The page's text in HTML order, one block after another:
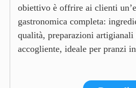
obiettivo è offrire ai clienti
gastronomica completa:
qualità, preparazioni artigianali
accogliente, ideale per pranzi